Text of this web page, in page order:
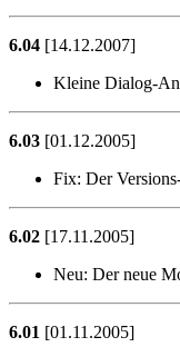
6.04 [14.12.2007]
Kleine Dialog-
6.03 [01.12.2005]
Fix: Der
6.02 [17.11.2005]
Neu: Der neue
6.01 [01.11.2005]